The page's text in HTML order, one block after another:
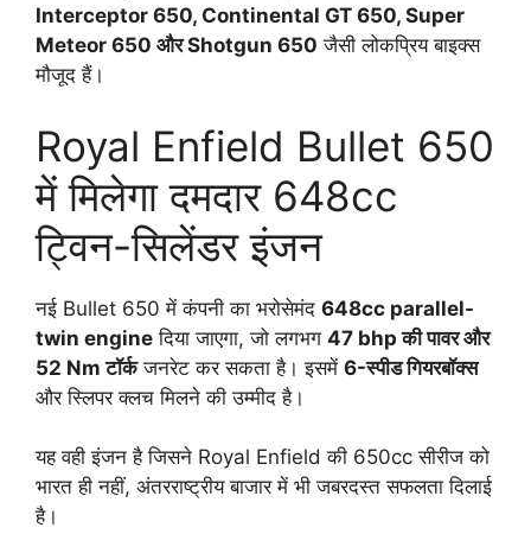
Interceptor 650, Continental GT 650, Super
Meteor 650 और Shotgun 650 जैसी लोकप्रिय बाइक्स
मौजूद हैं।
Royal Enfield Bullet 650
में मिलेगा दमदार 648cc
ट्विन-सिलेंडर इंजन
नई Bullet 650 में कंपनी का भरोसेमंद 648cc parallel-
twin engine दिया जाएगा, जो लगभग 47 bhp की पावर और
52 Nm टॉर्कजनरेट कर सकता है। इसमें 6-स्पीड गियरबॉक्स
और स्लिपर क्लच मिलने की उम्मीद है।
यह वही इंजन है जिसने Royal Enfield की 650cc सीरीज को
भारत ही नहीं, अंतरराष्ट्रीय बाजार में भी जबरदस्त सफलता दिलाई
है।